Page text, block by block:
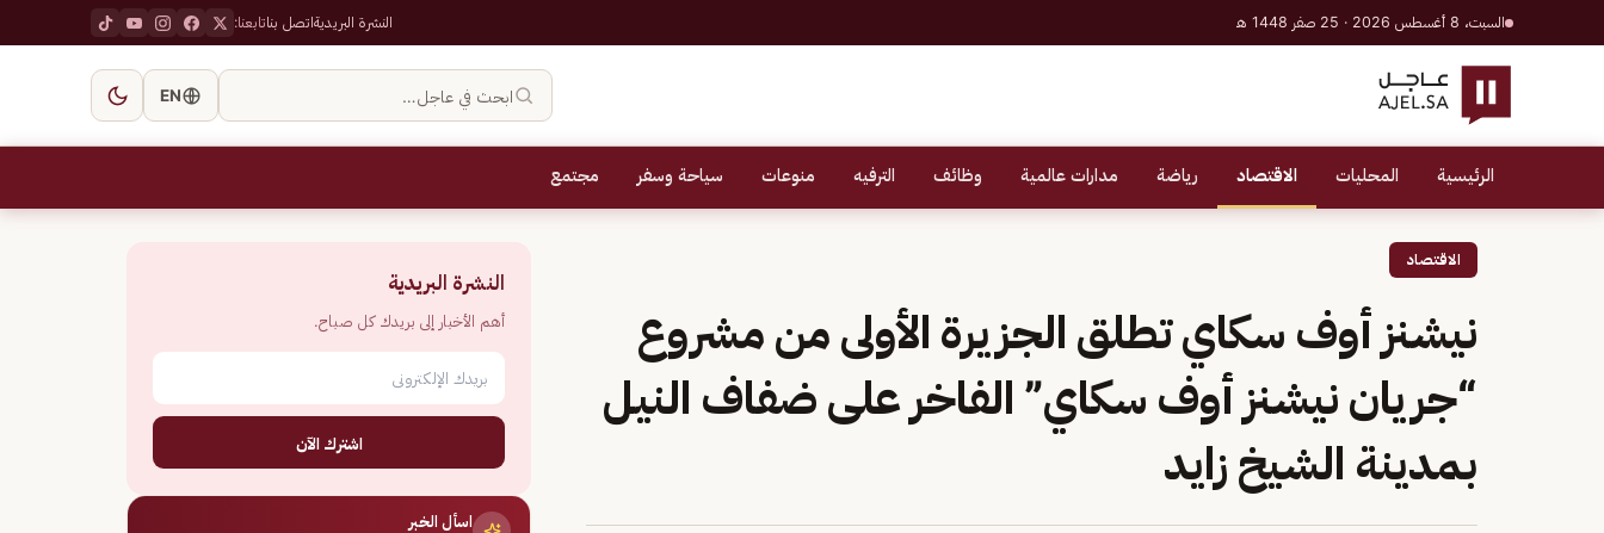
السبت، 8 أغسطس 2026 · 25 صفر 1448 هـ النشرة البريديةاتصل بناتابعنا:
ابحث في عاجل… EN
الرئيسية المحليات الاقتصاد رياضة مدارات عالمية وظائف الترفيه منوعات سياحة وسفر مجتمع
الاقتصاد
نيشنز أوف سكاي تطلق الجزيرة الأولى من مشروع
“جريان نيشنز أوف سكاي” الفاخر على ضفاف النيل
بمدينة الشيخ زايد
النشرة البريدية
أهم الأخبار إلى بريدك كل صباح.
اشترك الآن
اسأل الخبر